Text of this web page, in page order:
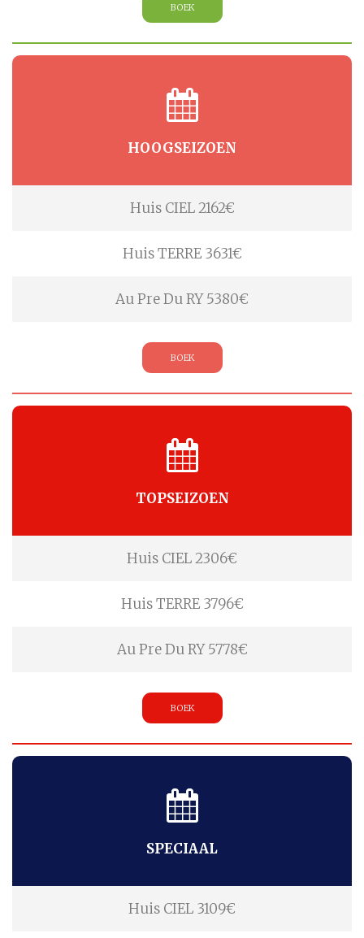
BOEK
HOOGSEIZOEN
Huis CIEL 2162€
Huis TERRE 3631€
Au Pre Du RY 5380€
BOEK
TOPSEIZOEN
Huis CIEL 2306€
Huis TERRE 3796€
Au Pre Du RY 5778€
BOEK
SPECIAAL
Huis CIEL 3109€